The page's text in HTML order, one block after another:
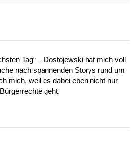
Tag“ – Dostojewski hat mich voll
nach spannenden Storys rund um
mich, weil es dabei eben nicht nur
geht.